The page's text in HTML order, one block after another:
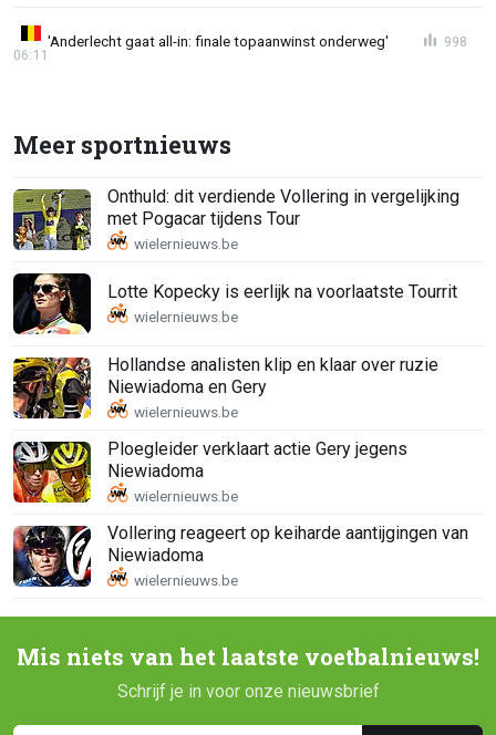
'Anderlecht gaat all-in: finale topaanwinst onderweg'
06:11
998
Meer sportnieuws
Onthuld: dit verdiende Vollering in vergelijking
met Pogacar tijdens Tour
Lotte Kopecky is eerlijk na voorlaatste Tourrit
Hollandse analisten klip en klaar over ruzie
Niewiadoma en Gery
Ploegleider verklaart actie Gery jegens
Niewiadoma
Vollering reageert op keiharde aantijgingen van
Niewiadoma
Mis niets van het laatste voetbalnieuws!
Schrijf je in voor onze nieuwsbrief